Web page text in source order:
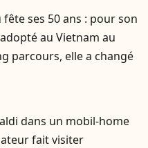
ses 50 ans : pour son
au Vietnam au
parcours, elle a changé
dans un mobil-home
fait visiter